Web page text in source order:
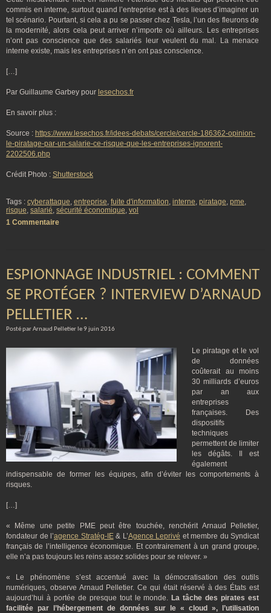
commis en interne, surtout quand l’entreprise est à des lieues d’imaginer un
tel scénario. Pourtant, si cela a pu se passer chez Tesla, l’un des fleurons de
la modernité, alors cela peut arriver n’importe où ailleurs. Les entreprises
n’ont pas conscience que des salariés leur veulent du mal. La menace
interne existe, mais les entreprises n’en ont pas conscience.
[…]
Par Guillaume Garbey pour lesechos.fr
En savoir plus :
Source : https://www.lesechos.fr/idees-debats/cercle/cercle-186362-opinion-
le-piratage-par-un-salarie-ce-risque-que-les-entreprises-ignorent-
2202506.php
Crédit Photo : Shutterstock
Tags : cyberattaque, entreprise, fuite d'information, interne, piratage, pme,
risque, salarié, sécurité économique, vol
1 Commentaire
ESPIONNAGE INDUSTRIEL : COMMENT
SE PROTÉGER ? INTERVIEW D’ARNAUD
PELLETIER …
Posté par Arnaud Pelletier le 9 juin 2016
Le piratage et le vol
de données
coûterait au moins
30 milliards d’euros
par an aux
entreprises
françaises. Des
dispositifs
techniques
permettent de limiter
les dégâts. Il est
également
indispensable de former les équipes, afin d’éviter les comportements à
risques.
[…]
« Même une petite PME peut être touchée, renchérit Arnaud Pelletier,
fondateur de l’agence Stratég-IE& L’Agence Leprivé et membre du Syndicat
français de l’intelligence économique. Et contrairement à un grand groupe,
elle n’a pas toujours les reins assez solides pour se relever. »
« Le phénomène s’est accentué avec la démocratisation des outils
numériques, observe Arnaud Pelletier. Ce qui était réservé à des États est
aujourd’hui à portée de presque tout le monde. La tâche des pirates est
facilitée par l’hébergement de données sur le « cloud », l’utilisation